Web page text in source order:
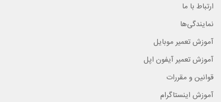
ارتباط با ما
نمایندگی‌ها
آموزش تعمیر موبایل
آموزش تعمیر آیفون اپل
قوانین و مقررات
آموزش اینستاگرام